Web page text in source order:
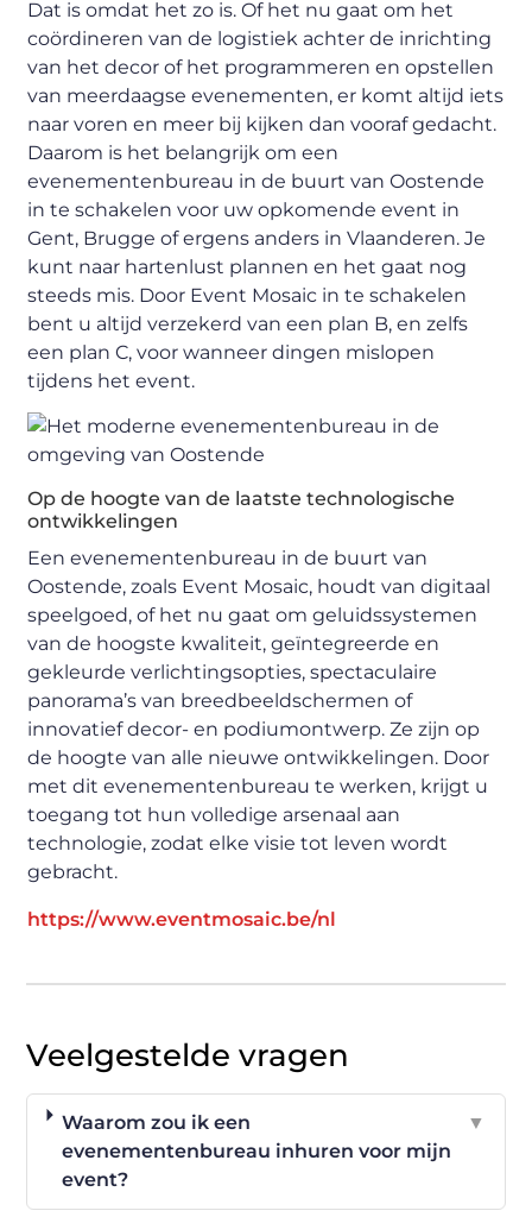
Dat is omdat het zo is. Of het nu gaat om het
coördineren van de logistiek achter de inrichting
van het decor of het programmeren en opstellen
van meerdaagse evenementen, er komt altijd iets
naar voren en meer bij kijken dan vooraf gedacht.
Daarom is het belangrijk om een
evenementenbureau in de buurt van Oostende
in te schakelen voor uw opkomende event in
Gent, Brugge of ergens anders in Vlaanderen. Je
kunt naar hartenlust plannen en het gaat nog
steeds mis. Door Event Mosaic in te schakelen
bent u altijd verzekerd van een plan B, en zelfs
een plan C, voor wanneer dingen mislopen
tijdens het event.
Op de hoogte van de laatste technologische
ontwikkelingen
Een evenementenbureau in de buurt van
Oostende, zoals Event Mosaic, houdt van digitaal
speelgoed, of het nu gaat om geluidssystemen
van de hoogste kwaliteit, geïntegreerde en
gekleurde verlichtingsopties, spectaculaire
panorama’s van breedbeeldschermen of
innovatief decor- en podiumontwerp. Ze zijn op
de hoogte van alle nieuwe ontwikkelingen. Door
met dit evenementenbureau te werken, krijgt u
toegang tot hun volledige arsenaal aan
technologie, zodat elke visie tot leven wordt
gebracht.
https://www.eventmosaic.be/nl
Veelgestelde vragen
Waarom zou ik een
evenementenbureau inhuren voor mijn
event?
▼